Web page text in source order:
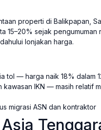
properti di Balikpapan,
15–20% sejak pengumuman
lonjakan harga.
tol — harga naik 18% dalam
IKN — masih relatif
migrasi ASN dan kontraktor